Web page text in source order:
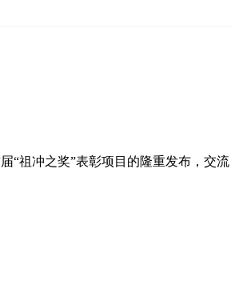
“祖冲之奖”表彰项目的隆重发布，交流